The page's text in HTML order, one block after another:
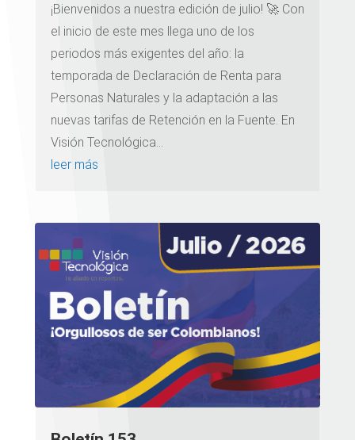
¡Bienvenidos a nuestra edición de julio! 🚀 Con
el inicio de este mes llega uno de los
periodos más exigentes del año: la
temporada de Declaración de Renta para
Personas Naturales y la adaptación a las
nuevas tarifas de Retención en la Fuente. En
Visión Tecnológica...
leer más